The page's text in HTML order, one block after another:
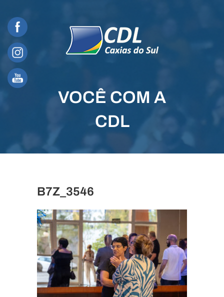
content
VOCÊ COM A
CDL
B7Z_3546